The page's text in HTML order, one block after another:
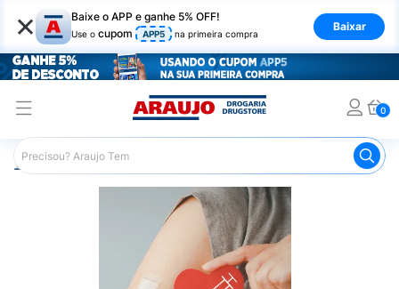
× Baixe o APP e ganhe 5% OFF!
Use o cupom APP5 na primeira compra
Baixar
0
Araujo Medicamentos Vacina de Hepatite